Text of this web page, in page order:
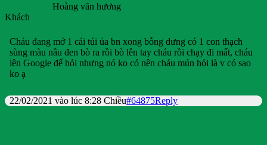
Hoàng văn hương
Khách
Cháu đang mở 1 cái túi ủa bn xong bỗng dưng có 1 con thạch
sùng màu nâu đen bò ra rồi bò lên tay cháu rồi chạy đi mất, cháu
lên Google để hỏi nhưng nó ko có nên cháu mún hỏi là v có sao
ko ạ
22/02/2021 vào lúc 8:28 Chiều#64875Reply